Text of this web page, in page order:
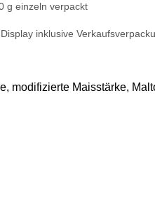
g einzeln verpackt
inklusive
modifizierte Maisstärke,